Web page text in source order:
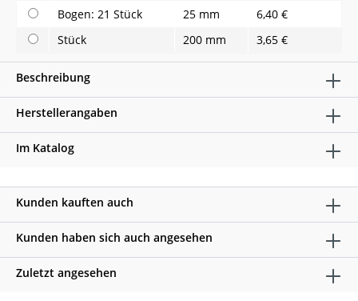
Bogen: 21 Stück
25 mm
6,40 €
Stück
200 mm 3,65 €
Beschreibung
Herstellerangaben
Im Katalog
Kunden kauften auch
Kunden haben sich auch angesehen
Zuletzt angesehen